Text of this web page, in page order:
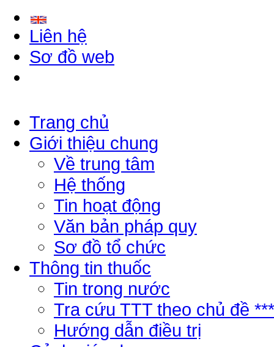
Liên hệ
Sơ đồ web
Trang chủ
Giới thiệu chung
Về trung tâm
Hệ thống
Tin hoạt động
Văn bản pháp quy
Sơ đồ tổ chức
Thông tin thuốc
Tin trong nước
Tra cứu TTT theo chủ đề ***
Hướng dẫn điều trị